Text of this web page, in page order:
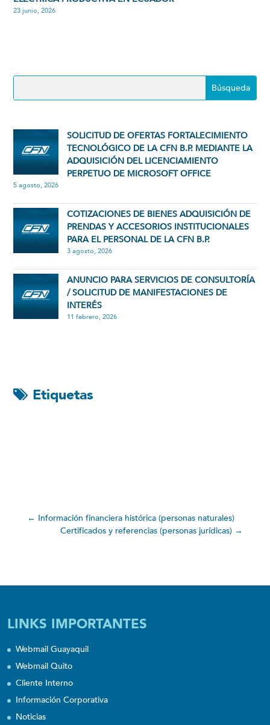
23 junio, 2026
SOLICITUD DE OFERTAS FORTALECIMIENTO
TECNOLÓGICO DE LA CFN B.P. MEDIANTE LA
ADQUISICIÓN DEL LICENCIAMIENTO
PERPETUO DE MICROSOFT OFFICE
5 agosto, 2026
COTIZACIONES DE BIENES ADQUISICIÓN DE
PRENDAS Y ACCESORIOS INSTITUCIONALES
PARA EL PERSONAL DE LA CFN B.P.
3 agosto, 2026
ANUNCIO PARA SERVICIOS DE CONSULTORÍA
/ SOLICITUD DE MANIFESTACIONES DE
INTERÉS
11 febrero, 2026
Etiquetas
← Información financiera histórica (personas naturales)
Certificados y referencias (personas jurídicas) →
LINKS IMPORTANTES
Webmail Guayaquil
Webmail Quito
Cliente Interno
Información Corporativa
Noticias